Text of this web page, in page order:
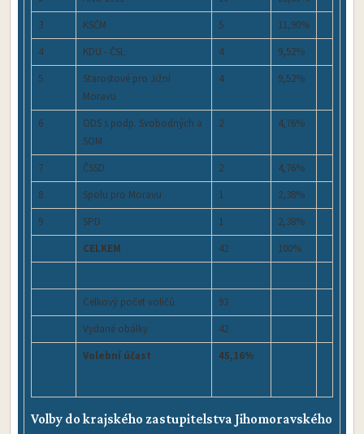
3
KSČM 5
11,90%
4
KDU - ČSL 4
9,52%
5
Starostové pro Jižní
Moravu
4 9,52%
6
ODS s podp. Svobodných a
SOM
2 4,76%
7 ČSSD 2
4,76%
8
Spolu pro Moravu 1
2,38%
9
SPD 1
2,38%
CELKEM
42 100%
Celkový počet voličů
93
Vydané obálky
42
Volební účast
45,16%
Volby do krajského zastupitelstva Jihomoravského